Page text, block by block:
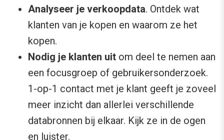
Analyseer je verkoopdata. Ontdek wat
klanten van je kopen en waarom ze het
kopen.
Nodig je klanten uit om deel te nemen aan
een focusgroep of gebruikersonderzoek.
1-op-1 contact met je klant geeft je zoveel
meer inzicht dan allerlei verschillende
databronnen bij elkaar. Kijk ze in de ogen
en luister.